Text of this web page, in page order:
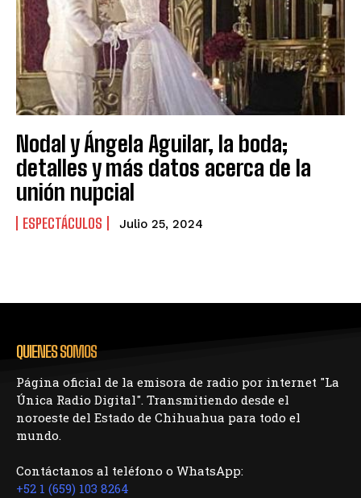
Nodal y Ángela Aguilar, la boda;
detalles y más datos acerca de la
unión nupcial
ESPECTÁCULOS Julio 25, 2024
QUIENES SOMOS
Página oficial de la emisora de radio por internet "La
Única Radio Digital". Transmitiendo desde el
noroeste del Estado de Chihuahua para todo el
mundo.
Contáctanos al teléfono o WhatsApp:
+52 1 (659) 103 8264